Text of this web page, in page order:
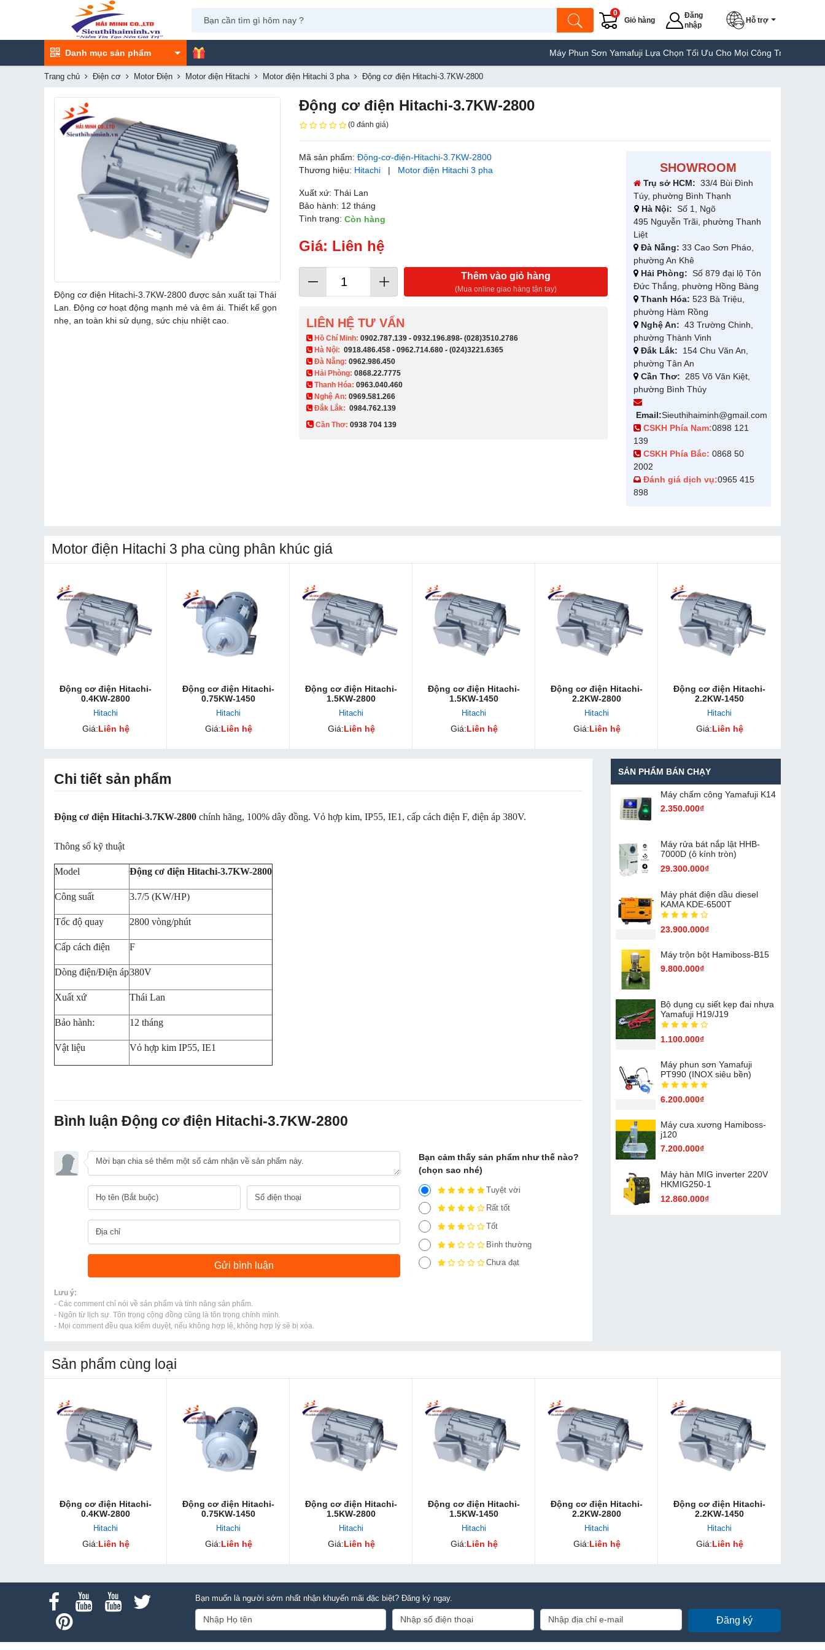
Giỏ hàng
0
Đăng
nhập
Hỗ trợ
Danh mục sản phẩm Máy Phun Sơn Yamafuji Lựa Chọn Tối Ưu Cho Mọi Công Trình Máy Hàn
Trang chủ Điện cơ Motor Điện Motor điện Hitachi Motor điện Hitachi 3 pha Động cơ điện Hitachi-3.7KW-2800
Động cơ điện Hitachi-3.7KW-2800 được sản xuất tại Thái
Lan. Động cơ hoạt động mạnh mẻ và êm ái. Thiết kế gọn
nhẹ, an toàn khi sử dụng, sức chịu nhiệt cao.
Động cơ điện Hitachi-3.7KW-2800
(0 đánh giá)
Mã sản phẩm:Động-cơ-điện-Hitachi-3.7KW-2800
Thương hiệu: Hitachi | Motor điện Hitachi 3 pha
Xuất xứ: Thái Lan
Bảo hành: 12 tháng
Tình trạng:Còn hàng
Giá: Liên hệ
Thêm vào giỏ hàng
(Mua online giao hàng tận tay)
LIÊN HỆ TƯ VẤN
​ Hồ Chí Minh:0902.787.139 -0932.196.898-(028)3510.2786
Hà Nội:0918.486.458 -0962.714.680 -(024)3221.6365
Đà Nẵng:0962.986.450
Hải Phòng:0868.22.7775
Thanh Hóa:0963.040.460
Nghệ An:0969.581.266
Đắk Lắk: 0984.762.139
Cần Thơ:0938 704 139​
SHOWROOM
Trụ sở HCM: 33/4 Bùi Đình
Túy, phường Bình Thạnh
Hà Nội: Số 1, Ngõ
495 Nguyễn Trãi, phường Thanh
Liệt
Đà Nẵng: 33 Cao Sơn Pháo,
phường An Khê
Hải Phòng: Số 879 đại lộ Tôn
Đức Thắng, phường Hồng Bàng
Thanh Hóa: 523 Bà Triệu,
phường Hàm Rồng
Nghệ An: 43 Trường Chinh,
phường Thành Vinh
Đắk Lắk: 154 Chu Văn An,
phường Tân An
Cần Thơ: 285 Võ Văn Kiệt,
phường Bình Thủy
Email:Sieuthihaiminh@gmail.com
CSKH Phía Nam:0898 121
139
CSKH Phía Bắc: 0868 50
2002
Đánh giá dịch vụ:0965 415
898
Motor điện Hitachi 3 pha cùng phân khúc giá
Động cơ điện Hitachi-
0.4KW-2800
Hitachi
Giá:Liên hệ
Động cơ điện Hitachi-
0.75KW-1450
Hitachi
Giá:Liên hệ
Động cơ điện Hitachi-
1.5KW-2800
Hitachi
Giá:Liên hệ
Động cơ điện Hitachi-
1.5KW-1450
Hitachi
Giá:Liên hệ
Động cơ điện Hitachi-
2.2KW-2800
Hitachi
Giá:Liên hệ
Động cơ điện Hitachi-
2.2KW-1450
Hitachi
Giá:Liên hệ
Chi tiết sản phẩm
Động cơ điện Hitachi-3.7KW-2800 chính hãng, 100% dây đồng. Vỏ hợp kim, IP55, IE1, cấp cách điện F, điện áp 380V.
Thông số kỹ thuật
Model Động cơ điện Hitachi-3.7KW-2800
Công suất 3.7/5 (KW/HP)
Tốc độ quay 2800 vòng/phút
Cấp cách điện F
Dòng điện/Điện áp380V
Xuất xứ Thái Lan
Bảo hành: 12 tháng
Vật liệu Vỏ hợp kim IP55, IE1
Bình luận Động cơ điện Hitachi-3.7KW-2800
Bạn cảm thấy sản phẩm như thế nào?
(chọn sao nhé)
Tuyệt vời
Rất tốt
Tốt
Bình thường
Chưa đạt
Lưu ý:
- Các comment chỉ nói về sản phẩm và tính năng sản phẩm.
- Ngôn từ lịch sự. Tôn trọng cộng đồng cũng là tôn trọng chính mình.
- Mọi comment đều qua kiểm duyệt, nếu không hợp lệ, không hợp lý sẽ bị xóa.
SẢN PHẨM BÁN CHẠY
Máy chấm cô​ng Yamafuji K14
2.350.000₫
Máy rửa bát nắp lật HHB-
7000D (ô kính tròn)
29.300.000₫
Máy phát điện dầu diesel
KAMA KDE-6500T
23.900.000₫
Máy trộn bột Hamiboss-B15
9.800.000₫
Bộ dụng cụ siết kẹp đai nhựa
Yamafuji H19/J19
1.100.000₫
Máy phun sơn Yamafuji
PT990 (INOX siêu bền)
6.200.000₫
Máy cưa xương Hamiboss-
j120
7.200.000₫
Máy hàn MIG inverter 220V
HKMIG250-1
12.860.000₫
Sản phẩm cùng loại
Động cơ điện Hitachi-
0.4KW-2800
Hitachi
Giá:Liên hệ
Động cơ điện Hitachi-
0.75KW-1450
Hitachi
Giá:Liên hệ
Động cơ điện Hitachi-
1.5KW-2800
Hitachi
Giá:Liên hệ
Động cơ điện Hitachi-
1.5KW-1450
Hitachi
Giá:Liên hệ
Động cơ điện Hitachi-
2.2KW-2800
Hitachi
Giá:Liên hệ
Động cơ điện Hitachi-
2.2KW-1450
Hitachi
Giá:Liên hệ
Bạn muốn là người sớm nhất nhận khuyến mãi đặc biệt? Đăng ký ngay.
Đăng ký